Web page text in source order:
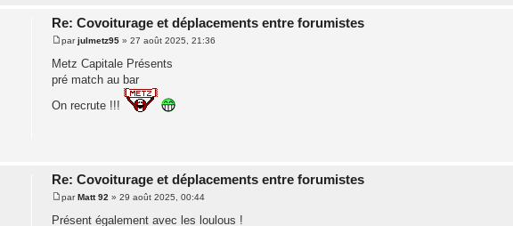
Re: Covoiturage et déplacements entre forumistes
M
s
s
g
e
parjulmetz95» 27 août 2025, 21:36
Metz Capitale Présents
pré match au bar
On recrute !!!
Re: Covoiturage et déplacements entre forumistes
M
e
parMatt 92 » 29 août 2025, 00:44
Présent également avec les loulous !